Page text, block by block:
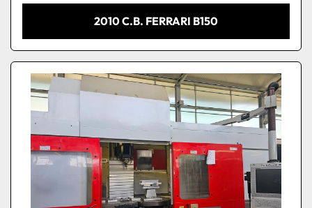
2010 C.B. FERRARI B150